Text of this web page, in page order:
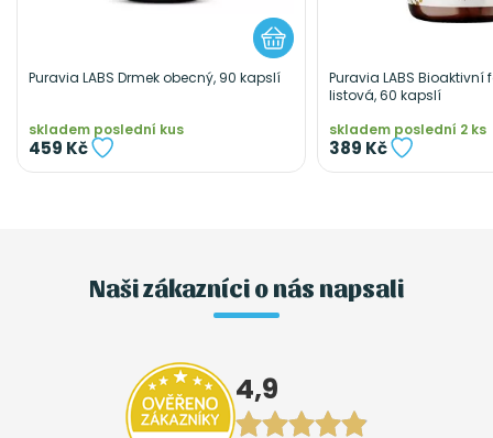
Puravia LABS Drmek obecný, 90 kapslí
skladem poslední kus
459 Kč
Puravia LABS
listová, 60 kapslí
skladem poslední 2 ks
389 Kč
Naši zákazníci o nás napsali
4,9